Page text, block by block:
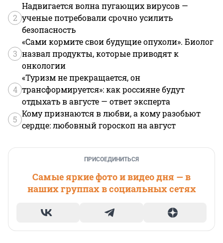
2
Надвигается волна пугающих вирусов —
ученые потребовали срочно усилить
безопасность
3
«Сами кормите свои будущие опухоли». Биолог
назвал продукты, которые приводят к
онкологии
4
«Туризм не прекращается, он
трансформируется»: как россияне будут
отдыхать в августе — ответ эксперта
5
Кому признаются в любви, а кому разобьют
сердце: любовный гороскоп на август
ПРИСОЕДИНИТЬСЯ
Самые яркие фото и видео дня — в
наших группах в социальных сетях